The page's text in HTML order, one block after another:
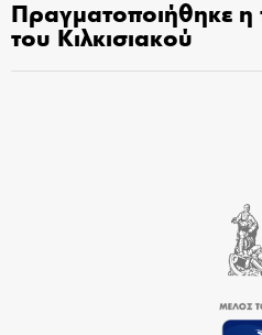
Πραγματοποιήθηκε
του Κιλκισιακού